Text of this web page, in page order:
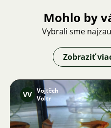
Mohlo by
Vybrali sme
Zobraziť
VV Vojtěch
Voltr